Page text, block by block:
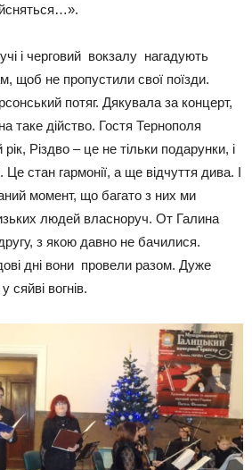
і черговий вокзалу нагадують
щоб не пропустили свої поїзди.
потяг. Дякувала за концерт,
таке дійство. Гостя Тернополя
Різдво – це не тільки подарунки, і
Це стан гармонії, а ще відчуття дива. І
момент, що багато з них ми
людей власноруч. От Галина
з якою давно не бачилися.
дні вони провели разом. Дуже
сяйві вогнів.